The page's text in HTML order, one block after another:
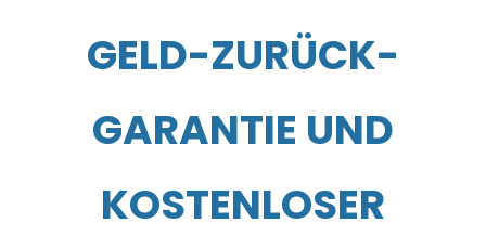
GELD-ZURÜCK-
GARANTIE UND
KOSTENLOSER